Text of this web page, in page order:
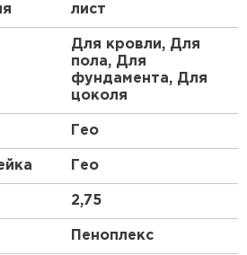
лист
Для кровли, Для
пола, Для
фундамента, Для
цоколя
Гео
Гео
2,75
Пеноплекс
Isover
Penoplex